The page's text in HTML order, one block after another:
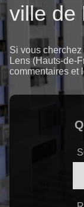
ville de
Si vous
Lens (Hauts-de-
commentaires et